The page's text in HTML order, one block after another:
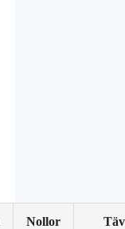
Nollor